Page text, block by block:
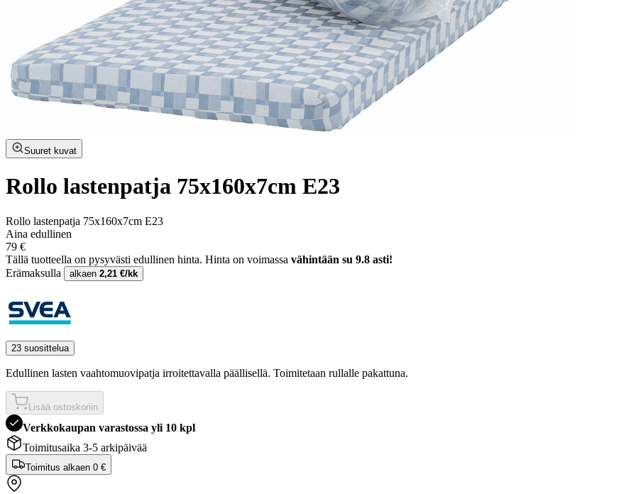
Suuret kuvat
Rollo lastenpatja 75x160x7cm E23
Rollo lastenpatja 75x160x7cm E23
Aina edullinen
79 €
Tällä tuotteella on pysyvästi edullinen hinta. Hinta on voimassa vähintään su 9.8 asti!
Erämaksulla
alkaen 2,21 €/kk
23 suosittelua
Edullinen lasten vaahtomuovipatja irroitettavalla päällisellä. Toimitetaan rullalle pakattuna.
Lisää ostoskoriin
Verkkokaupan varastossa yli 10 kpl
Toimitusaika 3-5 arkipäivää
Toimitus alkaen 0 €